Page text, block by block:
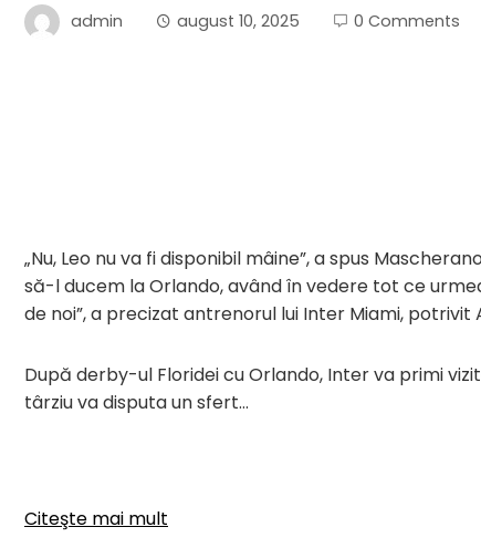
admin august 10, 2025 0 Comments
„Nu, Leo nu va fi disponibil mâine”, a spus
să-l ducem la Orlando, având în vedere tot ce
de noi”, a precizat antrenorul lui Inter Miami, potrivit
După derby-ul Floridei cu Orlando, Inter va primi
târziu va disputa un sfert…
Citeşte mai mult